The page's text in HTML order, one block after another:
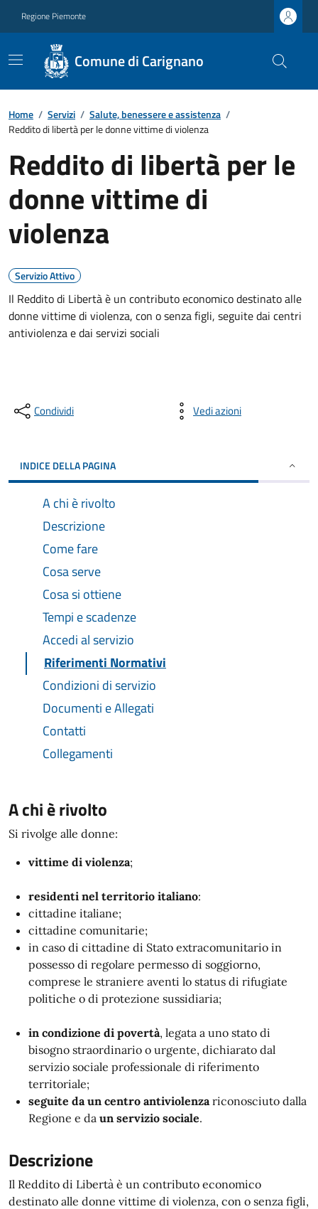
Regione Piemonte
Comune di Carignano
Home / Servizi / Salute, benessere e assistenza /
Reddito di libertà per le donne vittime di violenza
Reddito di libertà per le
donne vittime di
violenza
Servizio Attivo
Il Reddito di Libertà è un contributo economico destinato alle
donne vittime di violenza, con o senza figli, seguite dai centri
antiviolenza e dai servizi sociali
Condividi Vedi azioni
INDICE DELLA PAGINA
A chi è rivolto
Descrizione
Come fare
Cosa serve
Cosa si ottiene
Tempi e scadenze
Accedi al servizio
Riferimenti Normativi
Condizioni di servizio
Documenti e Allegati
Contatti
Collegamenti
A chi è rivolto
Si rivolge alle donne:
vittime di violenza;
residenti nel territorio italiano:
cittadine italiane;
cittadine comunitarie;
in caso di cittadine di Stato extracomunitario in
possesso di regolare permesso di soggiorno,
comprese le straniere aventi lo status di rifugiate
politiche o di protezione sussidiaria;
in condizione di povertà, legata a uno stato di
bisogno straordinario o urgente, dichiarato dal
servizio sociale professionale di riferimento
territoriale;
seguite da un centro antiviolenzariconosciuto dalla
Regione e da un servizio sociale.
Descrizione
Il Reddito di Libertà è un contributo economico
destinato alle donne vittime di violenza, con o senza figli,